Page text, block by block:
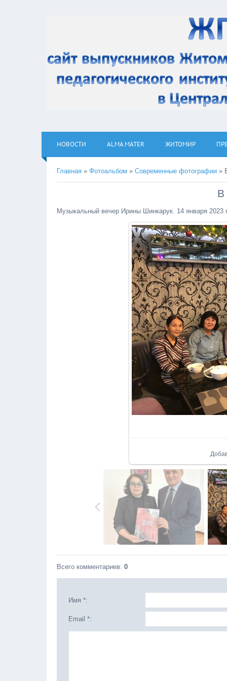
НОВОСТИ ALMA MATER ЖИТОМИР
Главная » Фотоальбом » Современные фотографии »
В
Музыкальный вечер Ирины Шинкарук. 14 января 2023
Всего комментариев: 0
Имя *:
Email *: